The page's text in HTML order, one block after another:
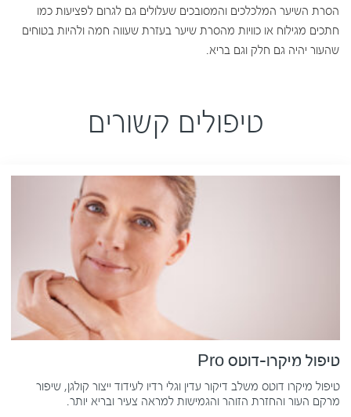
הסרת השיער המלכלכים והמסובכים שעלולים גם לגרום לפציעות כמו
חתכים מגילוח או כוויות מהסרת שיער בעזרת שעווה חמה ולהיות בטוחים
שהעור יהיה גם חלק וגם בריא.
טיפולים קשורים
טיפול מיקרו-דוטס Pro
טיפול מיקרו דוטס משלב דיקור עדין וגלי רדיו לעידוד ייצור קולגן, שיפור
מרקם העור והחזרת הזוהר והגמישות למראה צעיר ובריא יותר.